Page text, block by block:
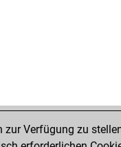
Verfügung zu